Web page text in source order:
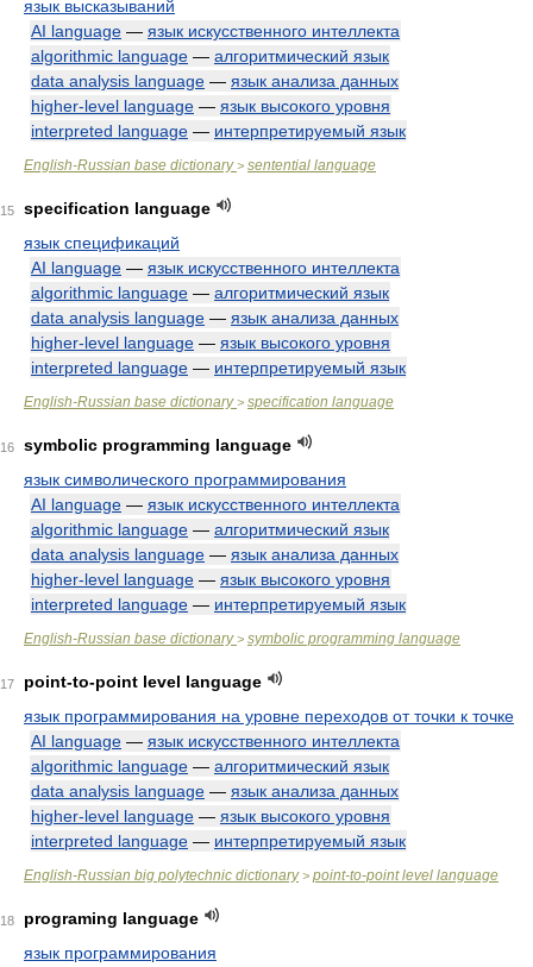
язык высказываний
AI language — язык искусственного интеллекта
algorithmic language — алгоритмический язык
data analysis language — язык анализа данных
higher-level language — язык высокого уровня
interpreted language — интерпретируемый язык
English-Russian base dictionary> sentential language
15
specification language
язык спецификаций
AI language — язык искусственного интеллекта
algorithmic language — алгоритмический язык
data analysis language — язык анализа данных
higher-level language — язык высокого уровня
interpreted language — интерпретируемый язык
English-Russian base dictionary> specification language
16
symbolic programming language
язык символического программирования
AI language — язык искусственного интеллекта
algorithmic language — алгоритмический язык
data analysis language — язык анализа данных
higher-level language — язык высокого уровня
interpreted language — интерпретируемый язык
English-Russian base dictionary> symbolic programming language
17
point-to-point level language
язык программирования на уровне переходов от точки к точке
AI language — язык искусственного интеллекта
algorithmic language — алгоритмический язык
data analysis language — язык анализа данных
higher-level language — язык высокого уровня
interpreted language — интерпретируемый язык
English-Russian big polytechnic dictionary> point-to-point level language
18
programing language
язык программирования